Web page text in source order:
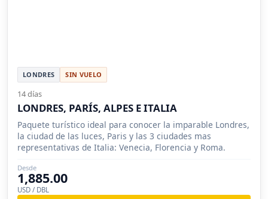
LONDRES SIN VUELO
14 días
LONDRES, PARÍS, ALPES E ITALIA
Paquete turístico ideal para conocer la imparable Londres,
la ciudad de las luces, Paris y las 3 ciudades mas
representativas de Italia: Venecia, Florencia y Roma.
Desde
1,885.00
USD / DBL